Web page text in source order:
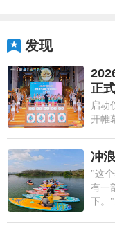
发现
正
启动
开帷
冲
"这
有一
下。